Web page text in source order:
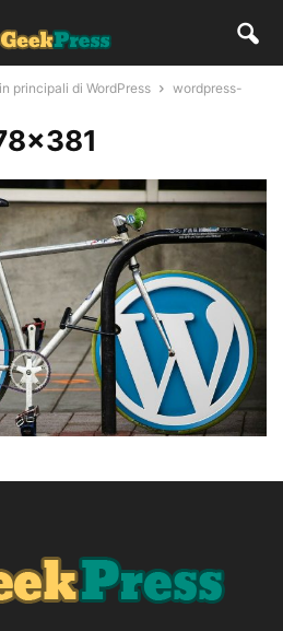
principali di WordPress
wordpress-